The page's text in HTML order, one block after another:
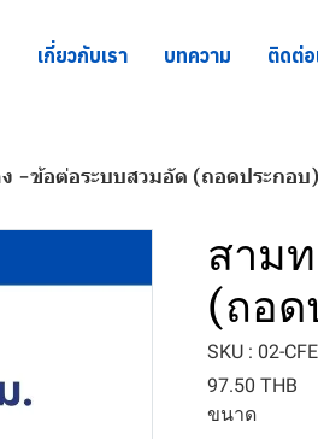
เกี่ยวกับเรา บทความ ติดต่อ
-ข้อต่อระบบสวมอัด (ถอดประกอบ
สาม
(ถอด
SKU : 02-
97.50 THB
ขนาด